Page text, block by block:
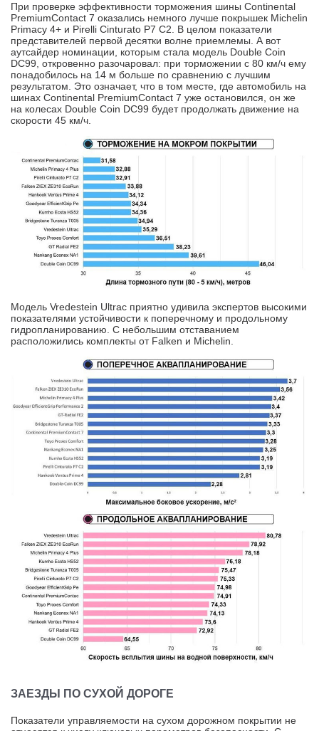
При проверке эффективности торможения шины Continental
PremiumContact 7 оказались немного лучше покрышек Michelin
Primacy 4+ и Pirelli Cinturato P7 C2. В целом показатели
представителей первой десятки волне приемлемы. А вот
аутсайдер номинации, которым стала модель Double Coin
DC99, откровенно разочаровал: при торможении с 80 км/ч ему
понадобилось на 14 м больше по сравнению с лучшим
результатом. Это означает, что в том месте, где автомобиль на
шинах Continental PremiumContact 7 уже остановился, он же
на колесах Double Coin DC99 будет продолжать движение на
скорости 45 км/ч.
Модель Vredestein Ultrac приятно удивила экспертов высокими
показателями устойчивости к поперечному и продольному
гидропланированию. С небольшим отставанием
расположились комплекты от Falken и Michelin.
ЗАЕЗДЫ ПО СУХОЙ ДОРОГЕ
Показатели управляемости на сухом дорожном покрытии не